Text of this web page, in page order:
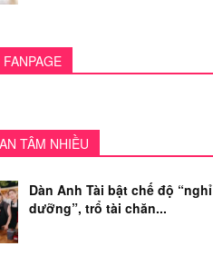
TÂM NHIỀU
Dàn Anh Tài bật chế độ “nghỉ
dưỡng”, trổ tài chăn...